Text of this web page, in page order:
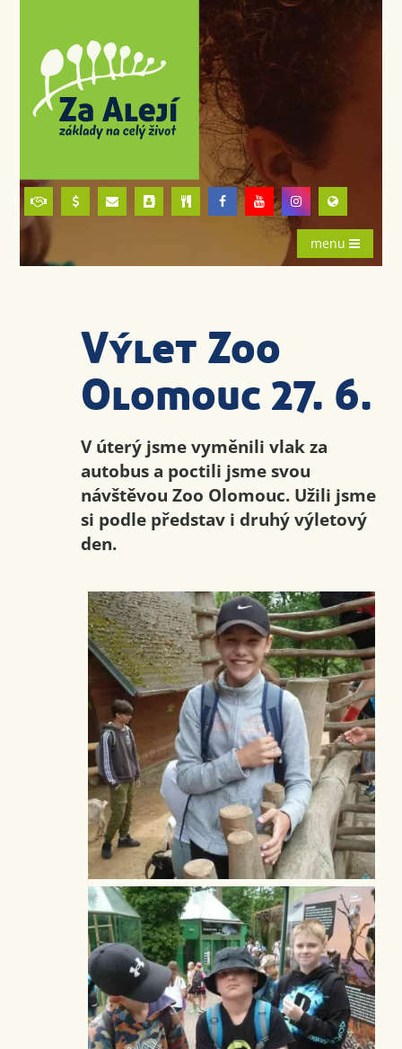
menu
Výlet Zoo
Olomouc 27. 6.
V úterý jsme vyměnili vlak za
autobus a poctili jsme svou
návštěvou Zoo Olomouc. Užili jsme
si podle představ i druhý výletový
den.